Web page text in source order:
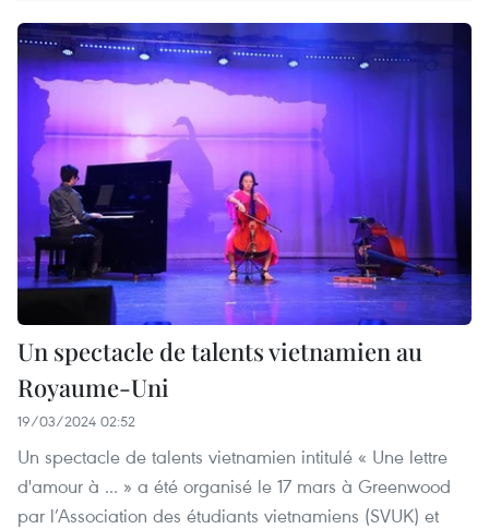
Un spectacle de talents vietnamien au
Royaume-Uni
19/03/2024 02:52
Un spectacle de talents vietnamien intitulé « Une lettre
d'amour à ... » a été organisé le 17 mars à Greenwood
par l’Association des étudiants vietnamiens (SVUK) et